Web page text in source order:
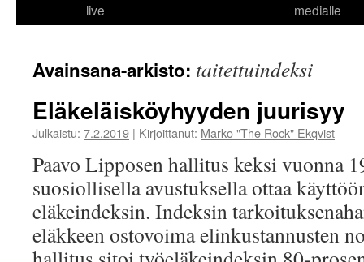
live
medialle
Avainsana-arkisto: taitettuindeksi
Eläkeläisköyhyyden juurisyy
Julkaistu: 7.2.2019 | Kirjoittanut: Marko "The Rock" Ekqvist
Paavo Lipposen hallitus keksi vuonna
suosiollisella avustuksella ottaa
eläkeindeksin. Indeksin
eläkkeen ostovoima elinkustannusten